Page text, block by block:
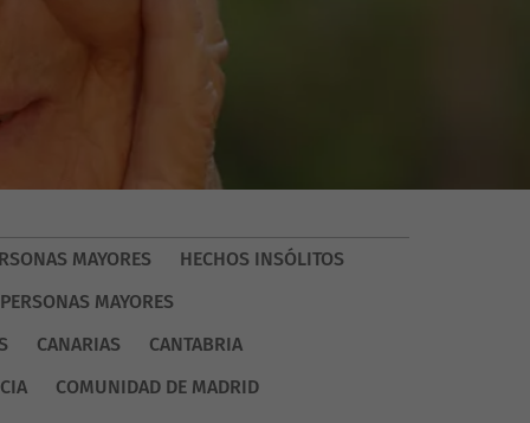
MAYORES
HECHOS INSÓLITOS
MAYORES
CANARIAS
CANTABRIA
COMUNIDAD DE MADRID